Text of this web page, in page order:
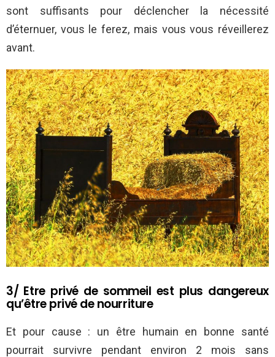
sont suffisants pour déclencher la nécessité
d’éternuer, vous le ferez, mais vous vous réveillerez
avant.
3/ Etre privé de sommeil est plus dangereux
qu’être privé de nourriture
Et pour cause : un être humain en bonne santé
pourrait survivre pendant environ 2 mois sans